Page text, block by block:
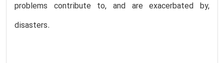
problems contribute to, and are exacerbated by,
disasters.